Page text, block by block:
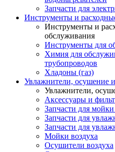
Запчасти для
Инструменты и
Инструменты и
обслуживания
Инструменты для
Химия для
трубопроводов
Хладоны (газ)
Увлажнители, осушение и
Увлажнители,
Аксессуары и
Запчасти для мойки
Запчасти для
Запчасти для
Мойки воздуха
Осушители воздуха